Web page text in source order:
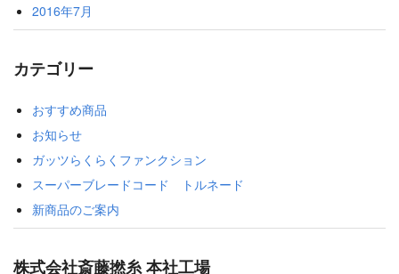
2016年7月
カテゴリー
おすすめ商品
お知らせ
ガッツらくらくファンクション
スーパーブレードコード トルネード
新商品のご案内
株式会社斎藤撚糸 本社工場